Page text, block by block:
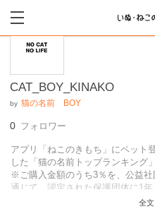
CAT_BOY_KINAKO
by 猫の名前 BOY
0 フォロワー
アプリ「ねこのきもち」にペット
した「猫の名前トップランキング
※ご購入金額のうち3％を、公益
通じて、認定された保護団体に1
『いぬのきもち』『ねこのきもち
全